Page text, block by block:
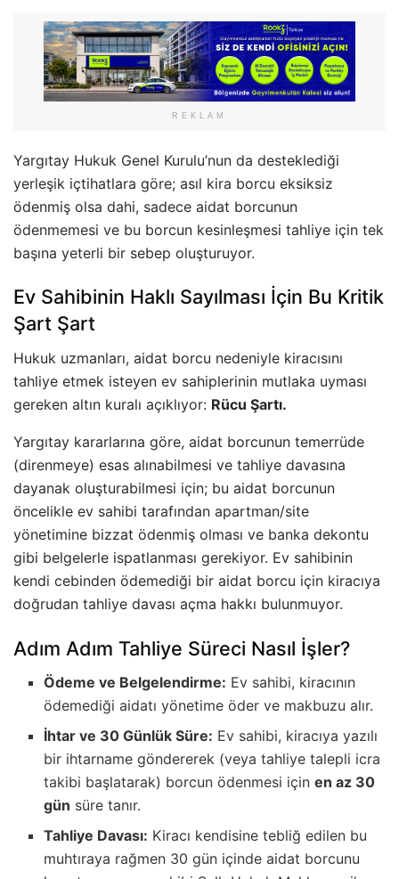
REKLAM
Yargıtay Hukuk Genel Kurulu’nun da desteklediği
yerleşik içtihatlara göre; asıl kira borcu eksiksiz
ödenmiş olsa dahi, sadece aidat borcunun
ödenmemesi ve bu borcun kesinleşmesi tahliye için tek
başına yeterli bir sebep oluşturuyor.
Ev Sahibinin Haklı Sayılması İçin Bu Kritik
Şart Şart
Hukuk uzmanları, aidat borcu nedeniyle kiracısını
tahliye etmek isteyen ev sahiplerinin mutlaka uyması
gereken altın kuralı açıklıyor: Rücu Şartı.
Yargıtay kararlarına göre, aidat borcunun temerrüde
(direnmeye) esas alınabilmesi ve tahliye davasına
dayanak oluşturabilmesi için; bu aidat borcunun
öncelikle ev sahibi tarafından apartman/site
yönetimine bizzat ödenmiş olması ve banka dekontu
gibi belgelerle ispatlanması gerekiyor. Ev sahibinin
kendi cebinden ödemediği bir aidat borcu için kiracıya
doğrudan tahliye davası açma hakkı bulunmuyor.
Adım Adım Tahliye Süreci Nasıl İşler?
Ödeme ve Belgelendirme: Ev sahibi, kiracının
ödemediği aidatı yönetime öder ve makbuzu alır.
İhtar ve 30 Günlük Süre: Ev sahibi, kiracıya yazılı
bir ihtarname göndererek (veya tahliye talepli icra
takibi başlatarak) borcun ödenmesi içinen az 30
gün süre tanır.
Tahliye Davası: Kiracı kendisine tebliğ edilen bu
muhtıraya rağmen 30 gün içinde aidat borcunu